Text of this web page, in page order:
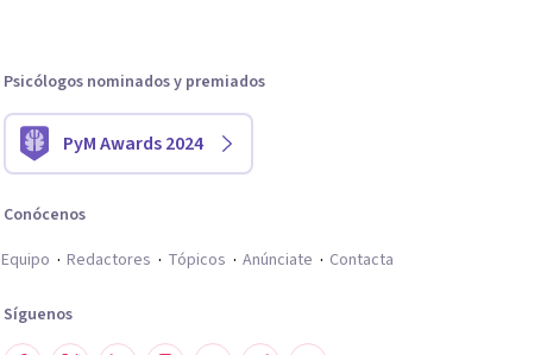
Psicólogos nominados y premiados
PyM Awards 2024
Conócenos
Equipo
Redactores Tópicos Anúnciate Contacta
Síguenos